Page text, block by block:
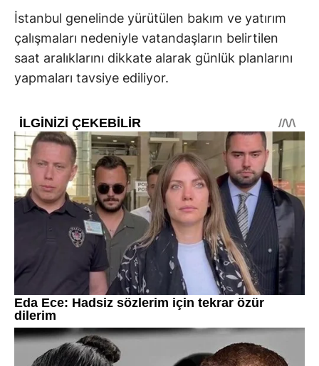
İstanbul genelinde yürütülen bakım ve yatırım
çalışmaları nedeniyle vatandaşların belirtilen
saat aralıklarını dikkate alarak günlük planlarını
yapmaları tavsiye ediliyor.